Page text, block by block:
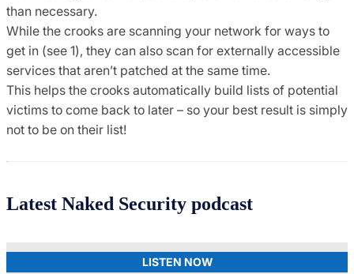
than necessary.
While the crooks are scanning your network for ways to
get in (see 1), they can also scan for externally accessible
services that aren’t patched at the same time.
This helps the crooks automatically build lists of potential
victims to come back to later – so your best result is simply
not to be on their list!
Latest Naked Security podcast
LISTEN NOW